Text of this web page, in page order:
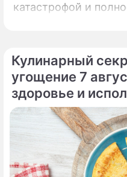
катастрофой и
кошелек.
привык
сбережениям.
Кулинарный
угощение 7
здоровье и